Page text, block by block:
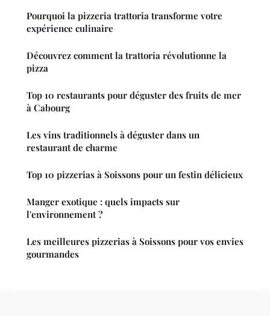
Pourquoi la pizzeria trattoria transforme votre
expérience culinaire
Découvrez comment la trattoria révolutionne la
pizza
Top 10 restaurants pour déguster des fruits de mer
à Cabourg
Les vins traditionnels à déguster dans un
restaurant de charme
Top 10 pizzerias à Soissons pour un festin délicieux
Manger exotique : quels impacts sur
l'environnement ?
Les meilleures pizzerias à Soissons pour vos envies
gourmandes